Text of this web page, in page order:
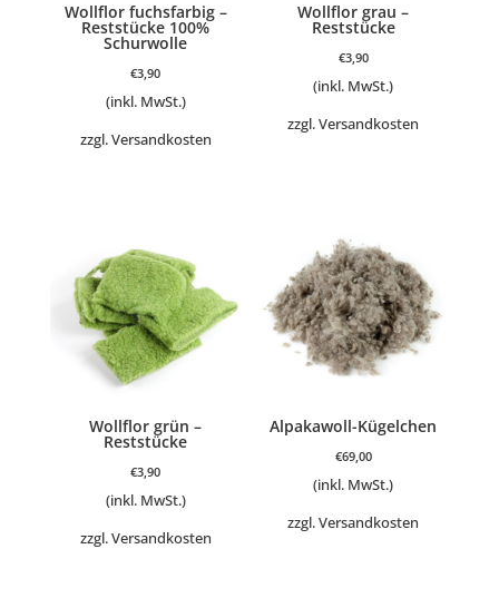
Wollflor fuchsfarbig –
Reststücke 100%
Schurwolle
€3,90
(inkl. MwSt.)
zzgl.Versandkosten
Wollflor grau –
Reststücke
€3,90
(inkl. MwSt.)
zzgl.Versandkosten
Wollflor grün –
Reststücke
€3,90
(inkl. MwSt.)
zzgl.Versandkosten
Alpakawoll-Kügelchen
€69,00
(inkl. MwSt.)
zzgl.Versandkosten